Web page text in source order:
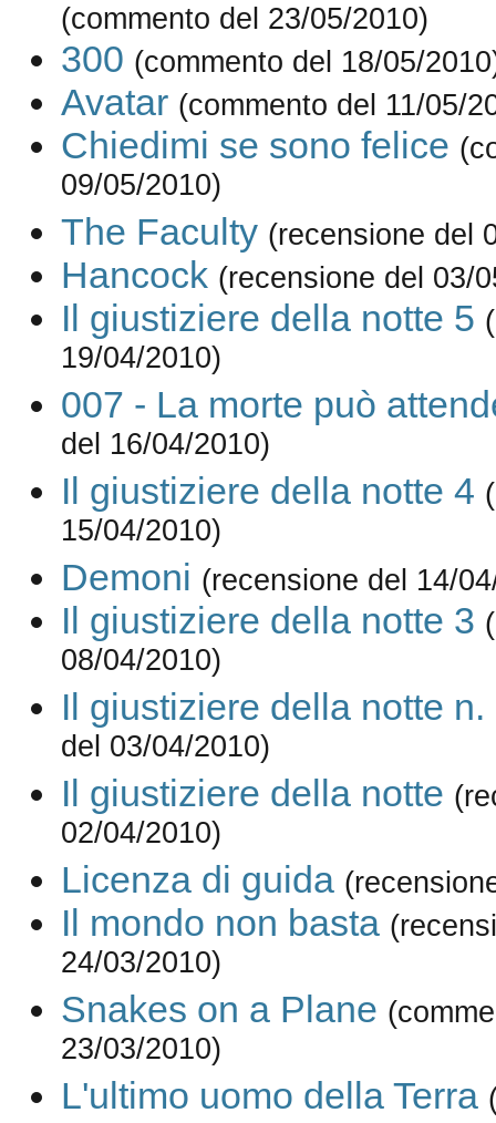
(commento del 23/05/2010)
300 (commento del 18/05/
Avatar (commento del 11/05/
Chiedimi se sono felice
09/05/2010)
The Faculty (recensione del
Hancock (recensione del 03/
Il giustiziere della notte 5
19/04/2010)
007 - La morte può
del 16/04/2010)
Il giustiziere della notte 4
15/04/2010)
Demoni (recensione del 14/
Il giustiziere della notte 3
08/04/2010)
Il giustiziere della notte n.
del 03/04/2010)
Il giustiziere della notte
02/04/2010)
Licenza di guida
Il mondo non basta
24/03/2010)
Snakes on a Plane
23/03/2010)
L'ultimo uomo della Terra